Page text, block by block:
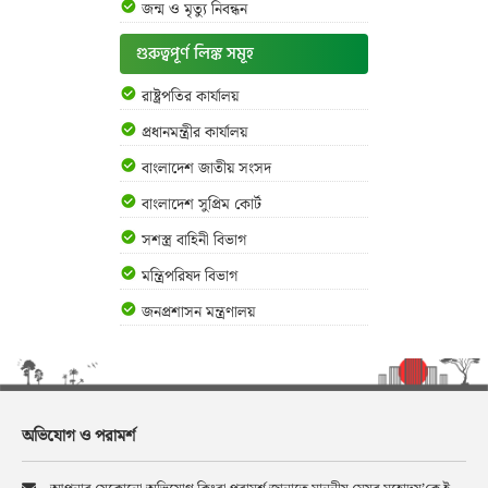
জন্ম ও মৃত্যু নিবন্ধন
গুরুত্বপূর্ণ লিঙ্ক সমূহ
রাষ্ট্রপতির কার্যালয়
প্রধানমন্ত্রীর কার্যালয়
বাংলাদেশ জাতীয় সংসদ
বাংলাদেশ সুপ্রিম কোর্ট
সশস্ত্র বাহিনী বিভাগ
মন্ত্রিপরিষদ বিভাগ
জনপ্রশাসন মন্ত্রণালয়
অভিযোগ ও পরামর্শ